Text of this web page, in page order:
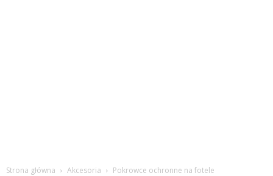
Strona główna Akcesoria Pokrowce ochronne na fotele